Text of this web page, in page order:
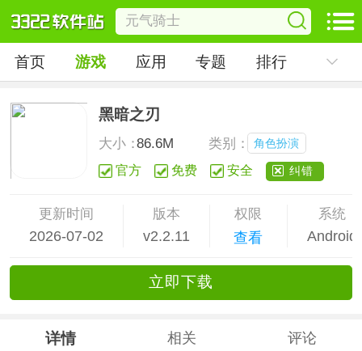
首页 游戏 应用 专题 排行
黑暗之刃
大小：86.6M 类别： 角色扮演
官方 免费 安全 纠错
更新时间
2026-07-02
版本
v2.2.11
权限
查看
系统
Android
立即下载
详情 相关 评论